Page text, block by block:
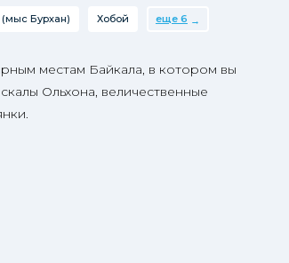
Бурхан) Хобой еще 6
местам Байкала, в котором вы
Ольхона, величественные